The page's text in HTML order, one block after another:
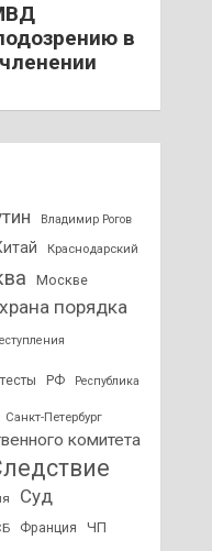
в
Владимир Рогов
Краснодарский
Москве
порядка
РФ Республика
Санкт-Петербург
комитета
Суд
Франция ЧП